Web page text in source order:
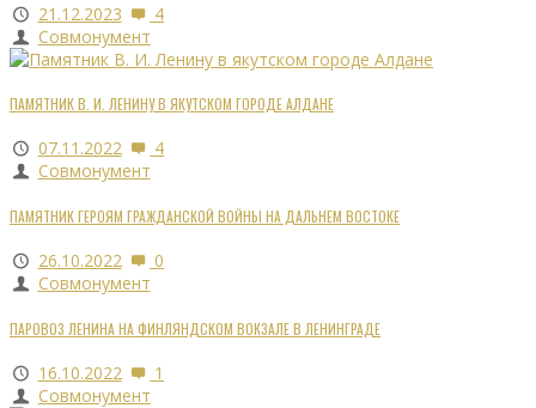
21.12.2023
4
Совмонумент
ПАМЯТНИК В. И. ЛЕНИНУ В ЯКУТСКОМ ГОРОДЕ АЛДАНЕ
07.11.2022
4
Совмонумент
ПАМЯТНИК ГЕРОЯМ ГРАЖДАНСКОЙ ВОЙНЫ НА ДАЛЬНЕМ ВОСТОКЕ
26.10.2022
0
Совмонумент
ПАРОВОЗ ЛЕНИНА НА ФИНЛЯНДСКОМ ВОКЗАЛЕ В ЛЕНИНГРАДЕ
16.10.2022
1
Совмонумент